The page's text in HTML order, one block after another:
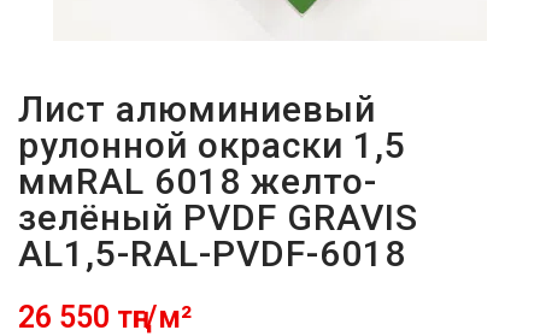
Лист алюминиевый
рулонной окраски 1,5
ммRAL 6018 желто-
зелёный PVDF GRAVIS
AL1,5-RAL-PVDF-6018
26 550 тңг/м²